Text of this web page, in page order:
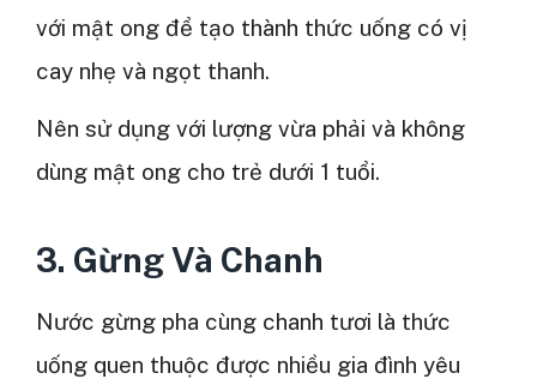
với mật ong để tạo thành thức uống có vị
cay nhẹ và ngọt thanh.
Nên sử dụng với lượng vừa phải và không
dùng mật ong cho trẻ dưới 1 tuổi.
3. Gừng Và Chanh
Nước gừng pha cùng chanh tươi là thức
uống quen thuộc được nhiều gia đình yêu